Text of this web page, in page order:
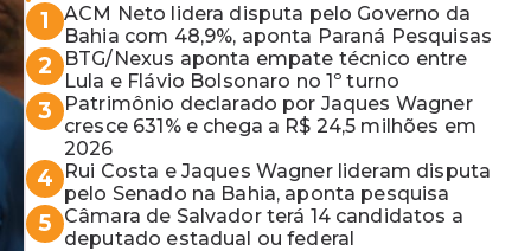
1
ACM Neto lidera disputa pelo Governo da
Bahia com 48,9%, aponta Paraná Pesquisas
2
BTG/Nexus aponta empate técnico entre
Lula e Flávio Bolsonaro no 1º turno
3
Patrimônio declarado por Jaques Wagner
cresce 631% e chega a R$ 24,5 milhões em
2026
4
Rui Costa e Jaques Wagner lideram disputa
pelo Senado na Bahia, aponta pesquisa
5
Câmara de Salvador terá 14 candidatos a
deputado estadual ou federal